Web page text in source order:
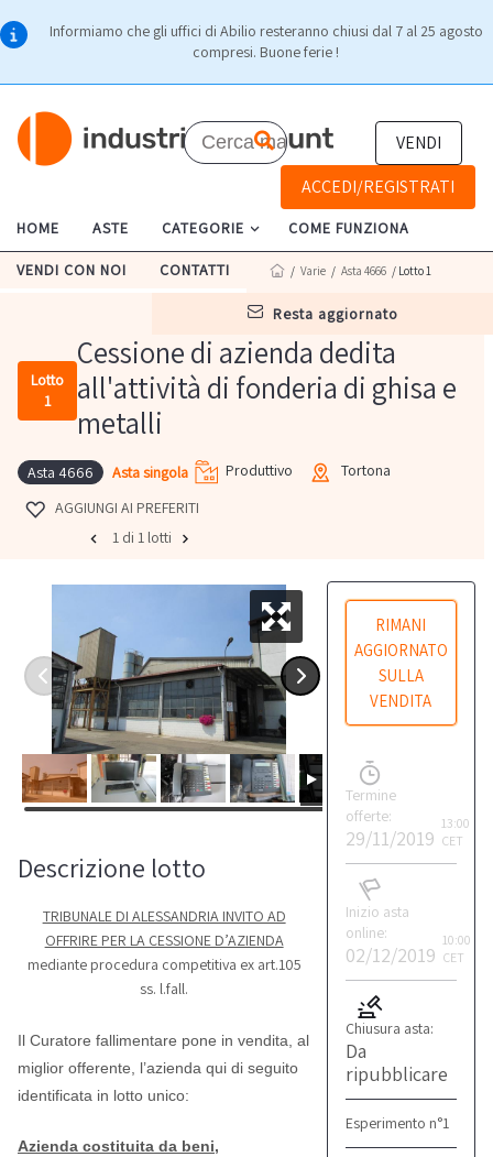
Informiamo che gli uffici di Abilio resteranno chiusi dal 7 al 25 agosto
compresi. Buone ferie !
VENDI
ACCEDI/REGISTRATI
HOME ASTE CATEGORIE COME FUNZIONA
VENDI CON NOI CONTATTI
resta aggiornato
/ Varie / Asta 4666 / Lotto 1
Lotto
1
Cessione di azienda dedita
all'attività di fonderia di ghisa e
metalli
Asta 4666 Asta singola Produttivo
Tortona
AGGIUNGI AI PREFERITI
1 di 1 lotti
RIMANI
AGGIORNATO
SULLA
VENDITA
Termine
offerte:
29/11/2019
13:00
CET
Inizio asta
online:
02/12/2019
10:00
CET
Chiusura asta:
Da
ripubblicare
Esperimento n°1
Descrizione lotto
TRIBUNALE DI ALESSANDRIA INVITO AD
OFFRIRE PER LA CESSIONE D’AZIENDA
mediante procedura competitiva ex art.105
ss. l.fall.
Il Curatore fallimentare pone in vendita, al
miglior offerente, l’azienda qui di seguito
identificata in lotto unico:
Azienda costituita da beni,